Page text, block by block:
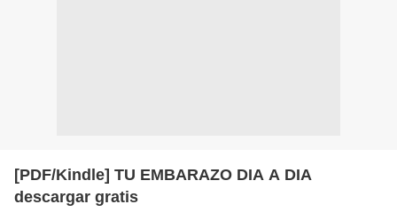
[PDF/Kindle] TU EMBARAZO DIA A DIA
descargar gratis